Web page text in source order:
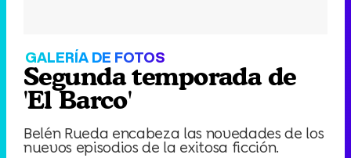
GALERÍA DE FOTOS
Segunda temporada de
'El Barco'
Belén Rueda encabeza las novedades de los
nuevos episodios de la exitosa ficción.